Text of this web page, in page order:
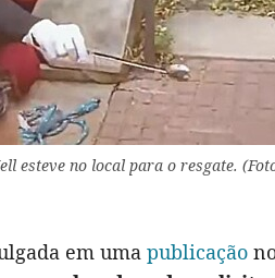
esteve no local para o resgate.
em uma publicação